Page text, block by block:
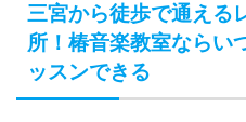
三宮から徒歩で通える
所！椿音楽教室ならい
ッスンできる